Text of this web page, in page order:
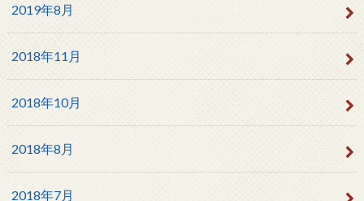
2019年8月
2018年11月
2018年10月
2018年8月
2018年7月